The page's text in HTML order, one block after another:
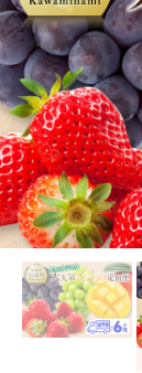
TOP フルーツ